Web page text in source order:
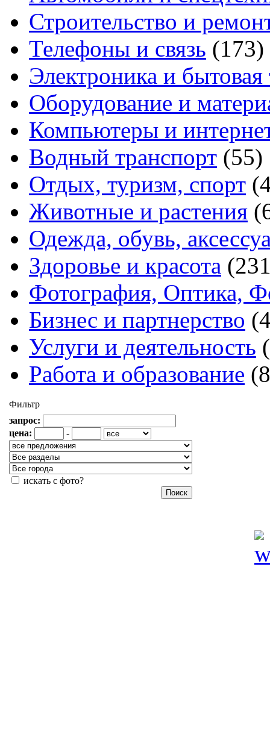
Строительство и
Телефоны и связь (173)
Электроника и бытовая
Оборудование и
Компьютеры и
Водный транспорт (55)
Отдых, туризм, спорт
Животные и растения
Одежда, обувь,
Здоровье и красота
Фотография, Оптика,
Бизнес и партнерство
Услуги и деятельность
Работа и образование
Фильтр
запрос:
цена:
-
искать с фото?